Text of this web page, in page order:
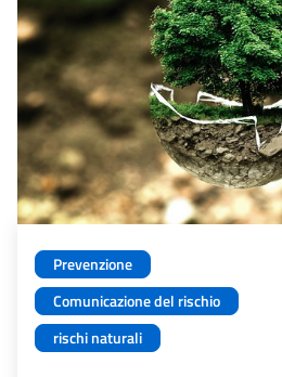
Prevenzione
Comunicazione del rischio
rischi naturali